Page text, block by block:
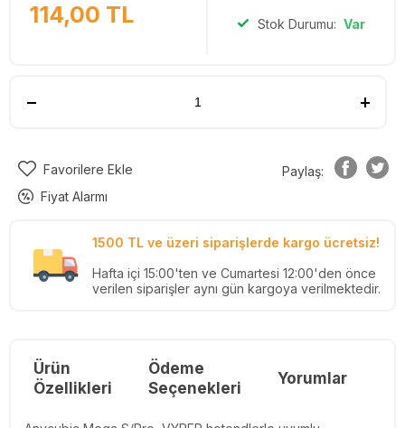
114,00 TL Stok Durumu: Var
Favorilere Ekle
Fiyat Alarmı
Paylaş:
1500 TL ve üzeri siparişlerde kargo ücretsiz!
Hafta içi 15:00'ten ve Cumartesi 12:00'den önce
verilen siparişler aynı gün kargoya verilmektedir.
Ürün
Özellikleri
Ödeme
Seçenekleri
Yorumlar